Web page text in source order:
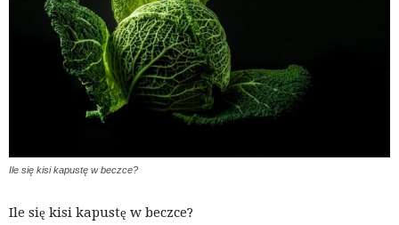
Ile się kisi kapustę w beczce?
Ile się kisi kapustę w beczce?